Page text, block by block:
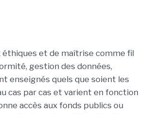
et de maîtrise comme fil
gestion des données,
enseignés quels que soient les
cas par cas et varient en fonction
accès aux fonds publics ou